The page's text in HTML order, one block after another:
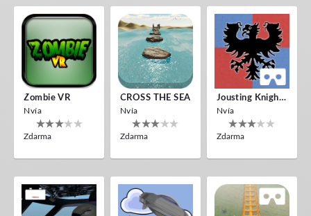
Zombie VR
Nvía
Zdarma
CROSS THE SEA
Nvía
Zdarma
Jousting Knights VR
Nvía
Zdarma